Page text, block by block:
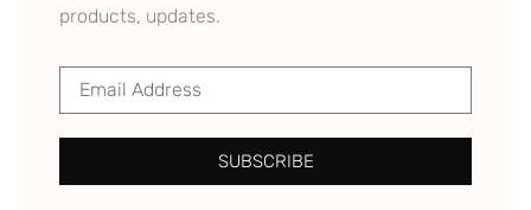
products, updates.
SUBSCRIBE